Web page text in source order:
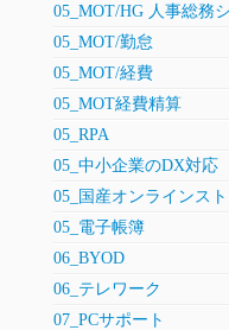
05_MOT/HG 人事総務
05_MOT/勤怠
05_MOT/経費
05_MOT経費精算
05_RPA
05_中小企業のDX対応
05_国産オンラインス
05_電子帳簿
06_BYOD
06_テレワーク
07_PCサポート